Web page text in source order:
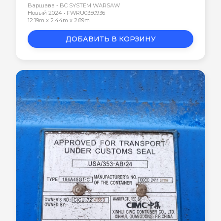
Варшава - BC SYSTEM WARSAW
Новый 2024 • FWRU0350936
12.19m x 2.44m x 2.89m
ДОБАВИТЬ В КОРЗИНУ